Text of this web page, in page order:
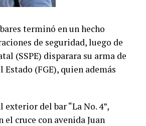
terminó en un hecho
de seguridad, luego de
(SSPE) disparara su arma de
(FGE), quien además
del bar “La No. 4”,
cruce con avenida Juan